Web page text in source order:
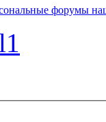
форумы